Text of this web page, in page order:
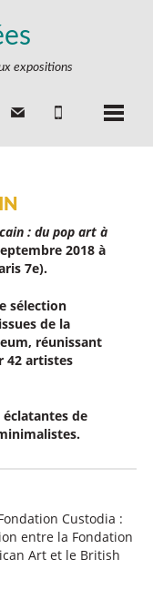
expositions
: du pop art à
2018 à
7e).
sélection
de la
réunissant
42 artistes
éclatantes de
Custodia :
entre la Fondation
Art et le British